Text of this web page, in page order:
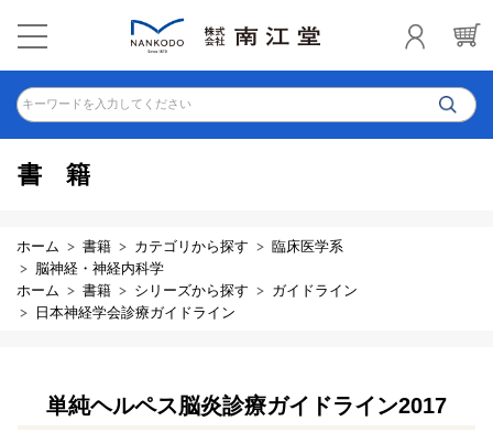
キーワードを入力してください
書籍
ホーム 書籍 カテゴリから探す
臨床医学系
脳神経・神経内科学
ホーム
書籍 シリーズから探す
ガイドライン
日本神経学会診療ガイドライン
単純ヘルペス脳炎診療ガイドライン2017